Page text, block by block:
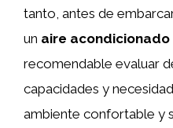
tanto, antes de
un aire
recomendable evaluar
capacidades y
ambiente confortable y